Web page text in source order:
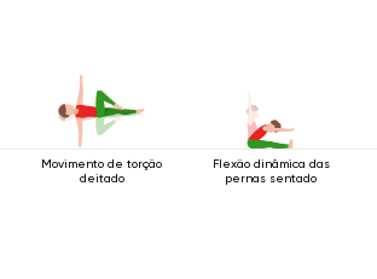
Movimento de torção
deitado
Flexão dinâmica das
pernas sentado